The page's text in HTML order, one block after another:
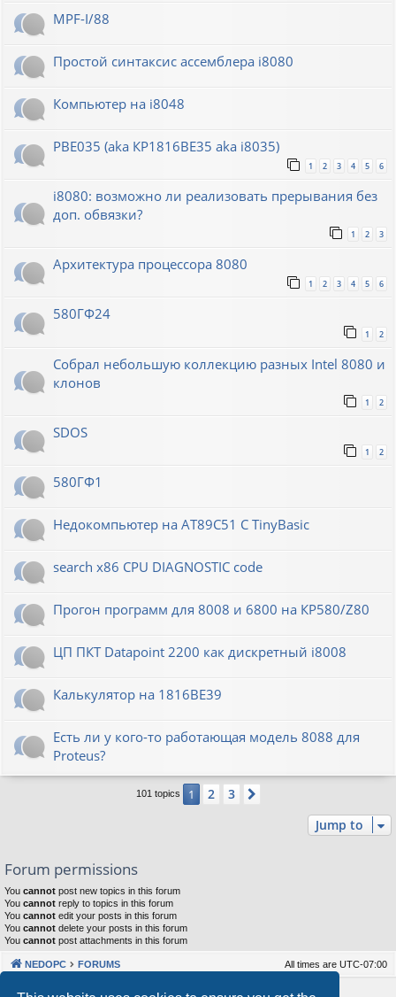
MPF-I/88
Простой синтаксис ассемблера i8080
Компьютер на i8048
РВЕ035 (aka КР1816ВЕ35 aka i8035)
1 2 3 4 5 6
i8080: возможно ли реализовать прерывания без
доп. обвязки?
1 2 3
Архитектура процессора 8080
1 2 3 4 5 6
580ГФ24
1 2
Собрал небольшую коллекцию разных Intel 8080 и
клонов
1 2
SDOS
1 2
580ГФ1
Недокомпьютер на AT89C51 C TinyBasic
search x86 CPU DIAGNOSTIC code
Прогон программ для 8008 и 6800 на КР580/Z80
ЦП ПКТ Datapoint 2200 как дискретный i8008
Калькулятор на 1816ВЕ39
Есть ли у кого-то работающая модель 8088 для
Proteus?
101 topics 1 2 3
Jump to
Forum permissions
You cannot post new topics in this forum
You cannot reply to topics in this forum
You cannot edit your posts in this forum
You cannot delete your posts in this forum
You cannot post attachments in this forum
NEDOPC FORUMS All times are UTC-07:00
Powered byphpBB® Forum Software © phpBB Limited